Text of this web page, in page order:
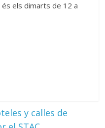
és els dimarts de 12 a
y calles de